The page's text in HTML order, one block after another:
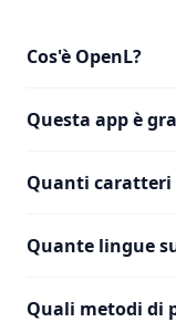
Cos'è OpenL?
Questa app è
Quanti caratteri
Quante lingue
Quali metodi di